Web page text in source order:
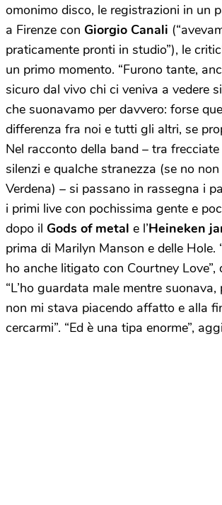
omonimo disco, le registrazioni in un
a Firenze con Giorgio Canali
praticamente pronti in studio”), le
un primo momento. “Furono tante,
sicuro dal vivo chi ci veniva a vedere
che suonavamo per davvero: forse
differenza fra noi e tutti gli altri, se
Nel racconto della band – tra frecciate
silenzi e qualche stranezza (se no
Verdena) – si passano in rassegna i
i primi live con pochissima gente e
dopo il Gods of metal e l’Heineken
prima di Marilyn Manson e delle Hole.
ho anche litigato con Courtney Love”,
“L’ho guardata male mentre suonava,
non mi stava piacendo affatto e alla
cercarmi”. “Ed è una tipa enorme”,